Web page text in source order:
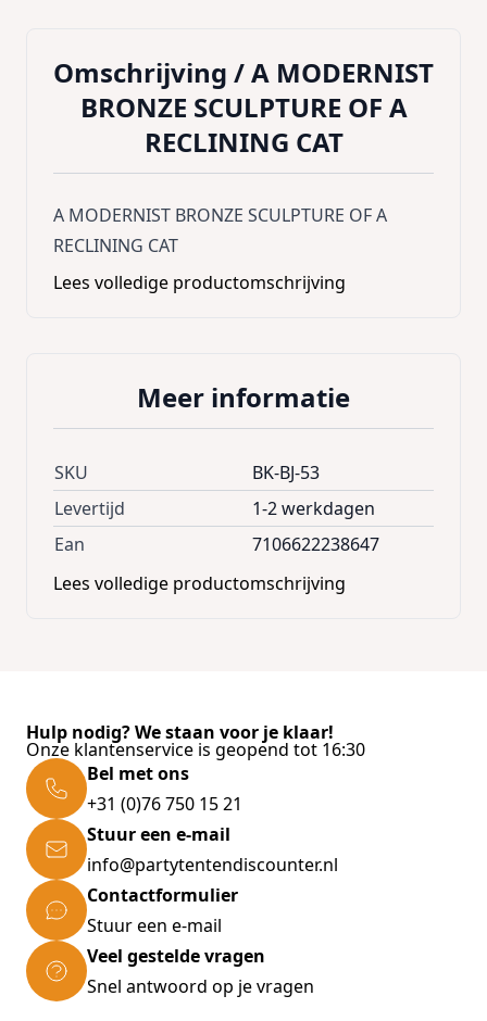
Omschrijving /A MODERNIST
BRONZE SCULPTURE OF A
RECLINING CAT
A MODERNIST BRONZE SCULPTURE OF A
RECLINING CAT
Lees volledige productomschrijving
Meer informatie
SKU
BK-BJ-53
Levertijd
1-2 werkdagen
Ean
7106622238647
Lees volledige productomschrijving
Hulp nodig? We staan voor je klaar!
Onze klantenservice is geopend tot 16:30
Bel met ons
+31 (0)76 750 15 21
Stuur een e-mail
info@partytentendiscounter.nl
Contactformulier
Stuur een e-mail
Veel gestelde vragen
Snel antwoord op je vragen